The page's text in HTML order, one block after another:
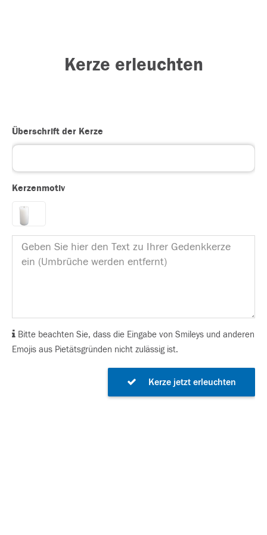
Kerze erleuchten
Überschrift der Kerze
Kerzenmotiv
Bitte beachten Sie, dass die Eingabe von Smileys und anderen
Emojis aus Pietätsgründen nicht zulässig ist.
Kerze jetzt erleuchten